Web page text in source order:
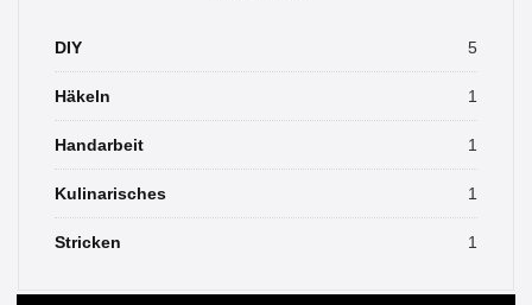
DIY 5
Häkeln 1
Handarbeit 1
Kulinarisches 1
Stricken 1